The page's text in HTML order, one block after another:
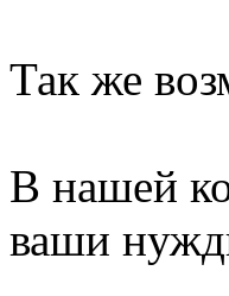
Так же
В нашей
ваши